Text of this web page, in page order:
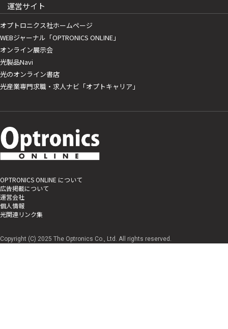
運営サイト
オプトロニクス社ホームページ
WEBジャーナル「OPTRONICS ONLINE」
オンライン展示会
光製品Navi
光のオンライン書店
光産業専門求職・求人ナビ「オプトキャリア」
OPTRONICS ONLINE について
広告掲載について
運営会社
個人情報
光関連リンク集
Copyright (C) 2025 The Optronics Co., Ltd. All rights reserved.